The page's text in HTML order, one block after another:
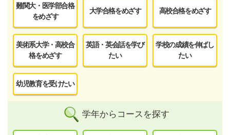
難関大・医学部合格
をめざす
大学合格をめざす 高校合格をめざす
美術系大学・高校合
格をめざす
英語・英会話を学び
たい
学校の成績を伸ばし
たい
幼児教育を受けたい
学年からコースを探す